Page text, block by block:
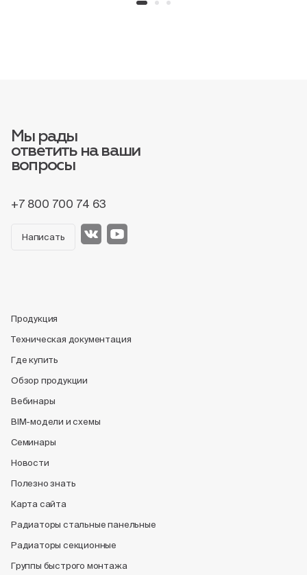
Мы рады
ответить на ваши
вопросы
+7 800 700 74 63
Написать
Продукция
Техническая документация
Где купить
Обзор продукции
Вебинары
BIM-модели и схемы
Семинары
Новости
Полезно знать
Карта сайта
Радиаторы стальные панельные
Радиаторы секционные
Группы быстрого монтажа